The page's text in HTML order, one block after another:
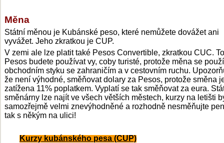
Měna
Státní měnou je Kubánské peso, které nemůžete dovážet ani
vyvážet. Jeho zkratkou je CUP.
V zemi ale lze platit také Pesos Convertible, zkratkou CUC.
Pesos budete používat vy, coby turisté, protože měna se
obchodním styku se zahraničím a v cestovním ruchu.
že není výhodné, směňovat dolary za Pesos, protože směna
zatížena 11% poplatkem. Vyplatí se tak směňovat za eura.
směnárny lze najít ve všech větších městech, kurzy na letišti
samozřejmě velmi znevýhodněné a rozhodně nesměňujte
tak s někým na ulici!
Kurzy kubánského pesa (CUP)